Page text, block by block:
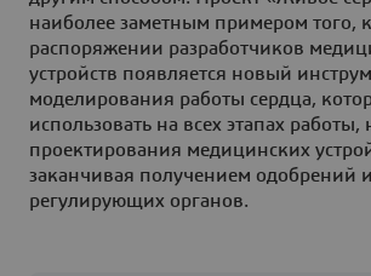
наиболее заметным примером того,
распоряжении разработчиков
устройств появляется новый
моделирования работы сердца,
использовать на всех этапах работы,
проектирования медицинских
заканчивая получением одобрений
регулирующих органов.